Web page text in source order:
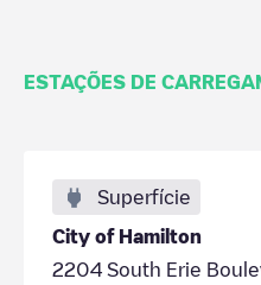
ESTAÇÕES DE
Superfície
City of Hamilton
2204 South Erie